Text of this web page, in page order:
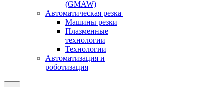
(GMAW)
Автоматическая резка
Машины резки
Плазменные
технологии
Технологии
Автоматизация и
роботизация